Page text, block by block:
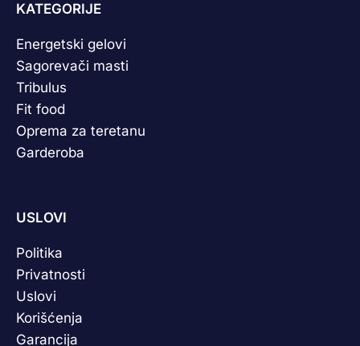
KATEGORIJE
Energetski gelovi
Sagorevači masti
Tribulus
Fit food
Oprema za teretanu
Garderoba
USLOVI
Politika
Privatnosti
Uslovi
Korišćenja
Garancija